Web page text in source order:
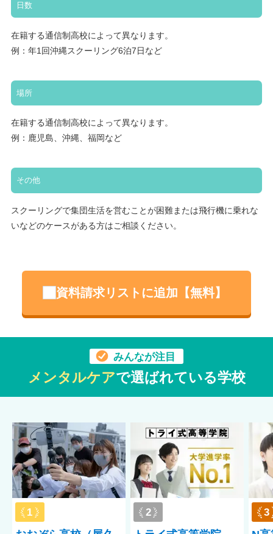
日数
在籍する通信制高校によって異なります。
例：年1回沖縄スクーリング6泊7日など
場所
在籍する通信制高校によって異なります。
例：鹿児島、沖縄、福岡など
その他
スクーリングで集団生活を営むことが困難または飛行機に乗れな
いなどのケースがある方はご相談ください。
資料請求リストに追加【無料】
みんなが注目
メンタルケアで選ばれている学校
1 2 3